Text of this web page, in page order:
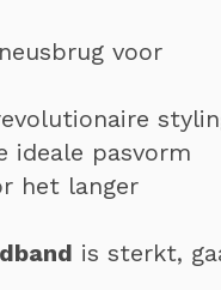
voor
ideale pasvorm
het langer
is sterkt,